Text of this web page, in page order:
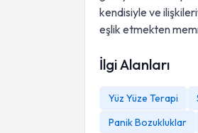
kendisiyle ve
eşlik etmekten
İlgi Alanları
Yüz Yüze Terapi
Panik Bozukluklar